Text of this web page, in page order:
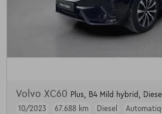
Volvo XC60 Plus, B4 Mild hybrid,
10/2023
67.688 km Diesel